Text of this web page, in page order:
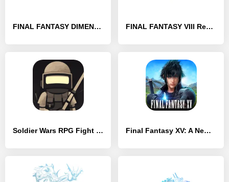
FINAL FANTASY DIMENSIONS FINAL FANTASY VIII Remastered
Soldier Wars RPG Fight Battle Final Fantasy XV: A New Empire